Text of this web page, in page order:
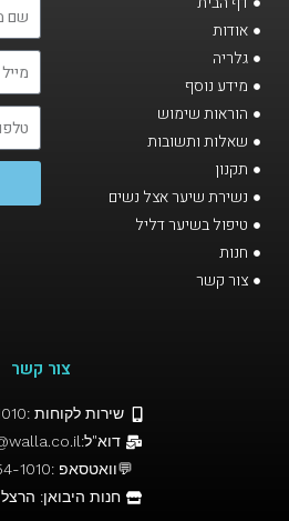
אודות
גלריה
מידע נוסף
הוראות שימוש
שאלות ותשובות
תקנון
נשירת שיער אצל נשים
טיפול בשיער דליל
חנות
צור קשר
צור קשר
שירות לקוחות :058-5541010
דוא"ל:Hairfor2@walla.co.il
💬וואטסאפ :058-554-1010
חנות היבואן: הרצל 19, נהריה